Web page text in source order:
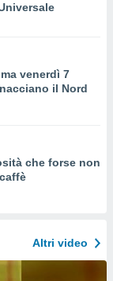
venerdì 7
il Nord
che forse non
Altri video